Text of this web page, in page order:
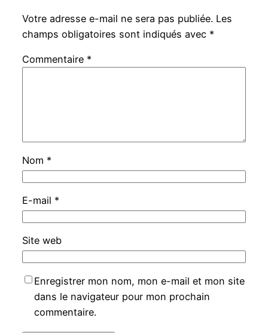
Votre adresse e-mail ne sera pas publiée. Les
champs obligatoires sont indiqués avec *
Commentaire *
Nom *
E-mail *
Site web
Enregistrer mon nom, mon e-mail et mon site
dans le navigateur pour mon prochain
commentaire.